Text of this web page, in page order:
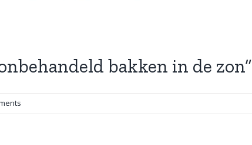
bakken in de zon”